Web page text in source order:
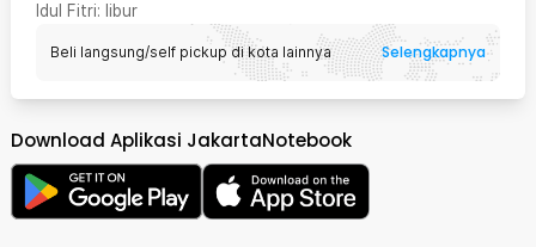
Idul Fitri: libur
Beli langsung/self pickup di kota lainnya Selengkapnya
Download Aplikasi JakartaNotebook